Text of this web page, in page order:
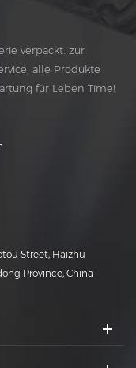
verpackt. zur
alle Produkte
für Leben Time!
Street, Haizhu
Province, China